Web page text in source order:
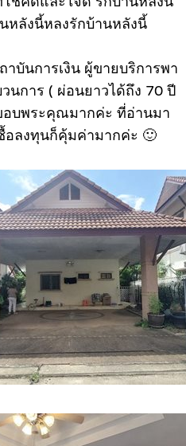
หลังนี้หลงรักบ้านหลังนี้
บันการเงิน ผู้ขายบริการพา
นการ ( ผ่อนยาวได้ถึง 70 ปี
บพระคุณมากค่ะ ที่อ่านมา
อลงทุนก็คุ้มค่ามากค่ะ 🙂